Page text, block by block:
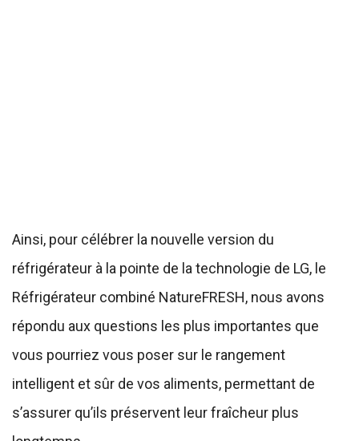
Ainsi, pour célébrer la nouvelle version du
réfrigérateur à la pointe de la technologie de LG, le
Réfrigérateur combiné NatureFRESH, nous avons
répondu aux questions les plus importantes que
vous pourriez vous poser sur le rangement
intelligent et sûr de vos aliments, permettant de
s’assurer qu’ils préservent leur fraîcheur plus